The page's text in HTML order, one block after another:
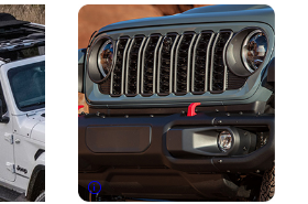
Disclosure